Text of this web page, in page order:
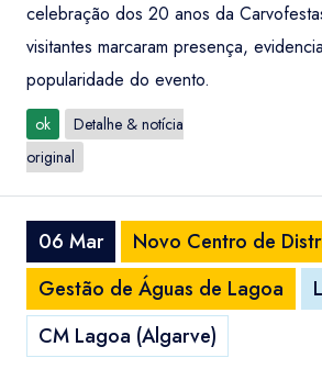
celebração dos 20 anos da
visitantes marcaram presença,
popularidade do evento.
ok
Detalhe & notícia
original
06 Mar
Novo Centro de
Gestão de Águas de Lagoa
CM Lagoa (Algarve)